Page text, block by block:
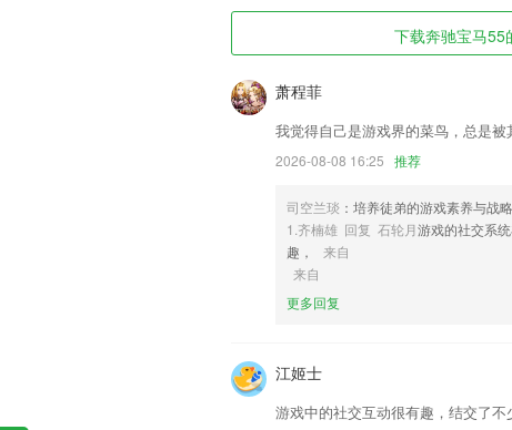
奔驰宝马55的网站网址软件特色
1,统计分析与时间轴
2,中国烟草网络学院基于完备的设计理念
化、标准化的课程模块为企业提供正式学习
3,测试考题专区，也是能够轻松的体验的
4,有专业的课程录制团队，还有专业的授课
6,【前沿资讯抢鲜发布】
奔驰宝马55的网站网址软件优势
1.快速购课：支持支付宝，尽在“掌”握
3.做题我们更专业，一个app让你不再迷路
4.精美的动画设计，让儿童在轻松愉快的环
下载奔驰宝马55
萧程菲
我觉得自己是游戏界的菜鸟，总是被
2026-08-08 16:25 推荐
司空兰琰 ：培养徒弟的游戏素养与战
1.齐楠雄 回复 石轮月游戏的社交系
趣，
来自
来自
更多回复
江姬士
游戏中的社交互动很有趣，结交了不